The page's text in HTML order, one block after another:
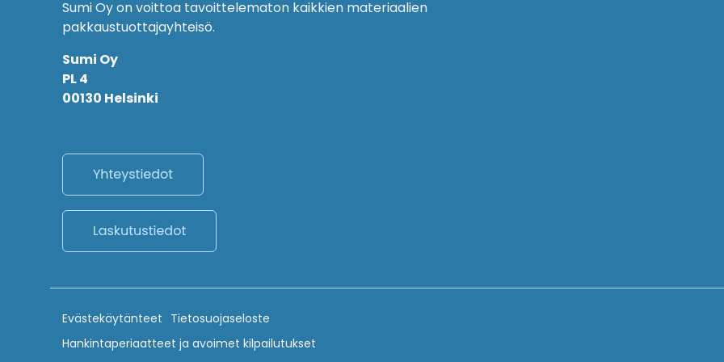
Sumi Oy on voittoa tavoittelematon kaikkien materiaalien
pakkaustuottajayhteisö.
Sumi Oy
PL 4
00130 Helsinki
Evästekäytänteet Tietosuojaseloste
Hankintaperiaatteet ja avoimet kilpailutukset